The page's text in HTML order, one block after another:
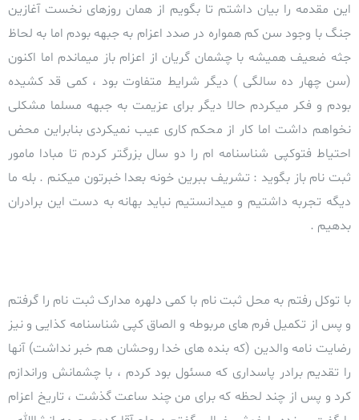
این مقدمه را بیان داشتم تا بگویم از همان روزهای نخست آغازین
جنگ با وجود سن کم همواره در صدد اعزام به جبهه بودم اما به لحاظ
جثه ضعیف همیشه با چشمان گریان از اعزام باز میماندم اما اکنون
(سن چهار ده سالگی ) دیگر شرایط متفاوت بود ، کمی قد کشیده
بودم و فکر میکردم حالا دیگر برای عزیمت به جبهه مسلما مشکلی
نخواهم داشت اما کار از محکم کاری عیب نمیکردی بنابراین محض
احتیاط فتوکپی شناسنامه ام را دو سال بزرگتر کردم تا مبادا مامور
ثبت نام باز بگوید : تشریف ببرین خونه بعدا خبرتون میکنم . بله ما
دیگه تجربه داشتیم و میدانستیم نباید بهانه به دست این برادران
بدهیم .
با توکل رفتم به محل ثبت نام با کمی دلهره مدارک ثبت نام را گرفتم
و پس از تکمیل فرم های مربوطه و الصاق کپی شناسنامه کذایی و نیز
رضایت نامه والدین (که بنده های خدا روحشان هم خبر نداشت) آنها
را تقدیم برادر پاسداری که مسئول بود کردم ، با چشمانش وراندازم
کرد و پس از چند لحظه که برای من چند ساعت گذشت ، تاریخ اعزام